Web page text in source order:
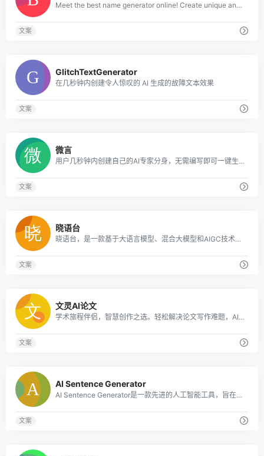
Meet the best name generator online! Create unique and meaningful names.
文案
GlitchTextGenerator
在几秒钟内创建令人惊叹的 AI 生成的故障文本效果
文案
微言
用户几秒钟内创建自己的AI专家分身，无需编写即可一键生成，并且可以不断调优。在平台上，用户可以与行业专家互动咨询，得到指导和引领。
文案
晓语台
晓语台，是一款基于大语言模型、混合大模型和AIGC技术研发的智能创作平台。创作能力主要围绕营销文本的AI创作，覆盖了行业、平台、职业等不同场景500余款创作主题
文案
文灵AI论文
学术旅程伴侣，智慧创作之选。轻松解决论文写作难题，AI论文助您一键完成，仅需一杯咖啡时间，即可轻松问鼎学术*！
文案
AI Sentence Generator
AI Sentence Generator是一款先进的人工智能工具，旨在为各种内容需求生成个性化的句子，包括但不限于博客、社交媒体帖子和专业电子邮件。
文案